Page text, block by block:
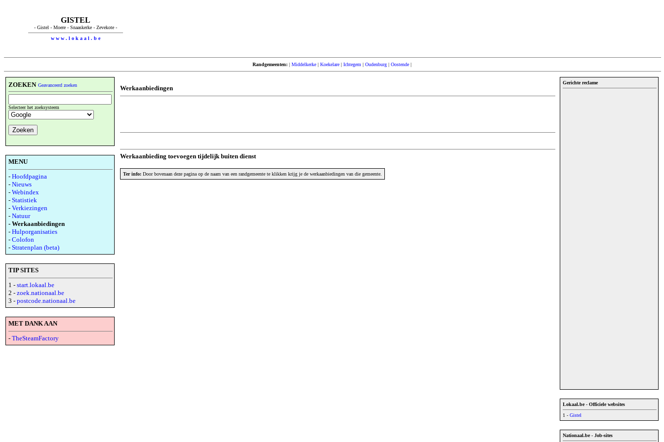
GISTEL
- Gistel - Moere - Snaaskerke - Zevekote -
w w w . l o k a a l . b e
Randgemeenten: | Middelkerke | Koekelare | Ichtegem | Oudenburg | Oostende |
ZOEKEN Geavanceerd zoeken
Selecteer het zoeksysteem
MENU
- Hoofdpagina
- Nieuws
- Webindex
- Statistiek
- Verkiezingen
- Natuur
- Werkaanbiedingen
- Hulporganisaties
- Colofon
- Stratenplan (beta)
TIP SITES
1 - start.lokaal.be
2 - zoek.nationaal.be
3 - postcode.nationaal.be
MET DANK AAN
- TheSteamFactory
Werkaanbiedingen
Werkaanbieding toevoegen tijdelijk buiten dienst
Ter info: Door bovenaan deze pagina op de naam van een randgemeente te klikken krijg je de werkaanbiedingen van die gemeente.
Gerichte reclame
Lokaal.be - Officiele websites
1 - Gistel
Nationaal.be - Job-sites